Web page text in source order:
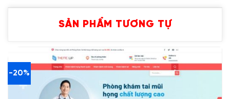
SẢN PHẨM TƯƠNG TỰ
-20%